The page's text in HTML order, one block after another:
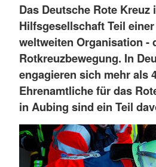
Das Deutsche Rote
Hilfsgesellschaft Teil
weltweiten Organisation -
Rotkreuzbewegung. In
engagieren sich mehr als
Ehrenamtliche für das
in Aubing sind ein Teil